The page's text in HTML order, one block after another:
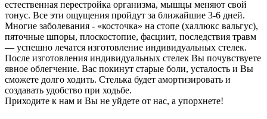
естественная перестройка организма, мышцы меняют свой
тонус. Все эти ощущения пройдут за ближайшие 3-6 дней.
Многие заболевания - «косточка» на стопе (халлюкс вальгус),
пяточные шпоры, плоскостопие, фасциит, последствия травм
— успешно лечатся изготовление индивидуальных стелек.
После изготовления индивидуальных стелек Вы почувствуете
явное облегчение. Вас покинут старые боли, усталость и Вы
сможете долго ходить. Стелька будет амортизировать и
создавать удобство при ходьбе.
Приходите к нам и Вы не уйдете от нас, а упорхнете!